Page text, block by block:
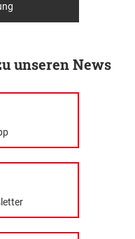
unseren News